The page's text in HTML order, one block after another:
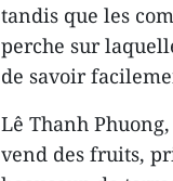
tandis que les
perche sur
de savoir
Lê Thanh
vend des fruits,